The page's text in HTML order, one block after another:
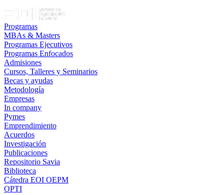
Programas
MBAs & Masters
Programas Ejecutivos
Programas Enfocados
Admisiones
Cursos, Talleres y Seminarios
Becas y ayudas
Metodología
Empresas
In company
Pymes
Emprendimiento
Acuerdos
Investigación
Publicaciones
Repositorio Savia
Biblioteca
Cátedra EOI OEPM
OPTI